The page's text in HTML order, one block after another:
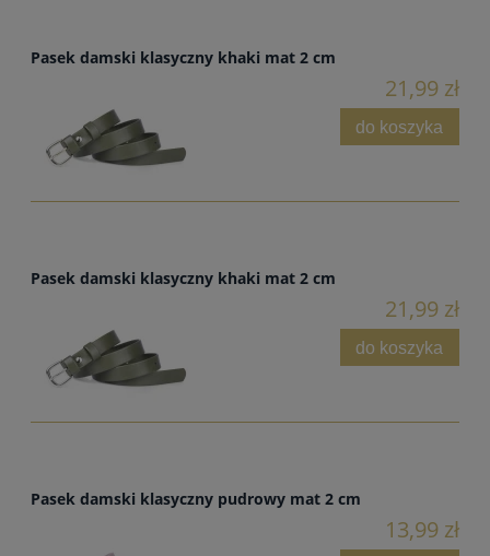
Pasek damski klasyczny khaki mat 2 cm
21,99 zł
do koszyka
Pasek damski klasyczny khaki mat 2 cm
21,99 zł
do koszyka
Pasek damski klasyczny pudrowy mat 2 cm
13,99 zł